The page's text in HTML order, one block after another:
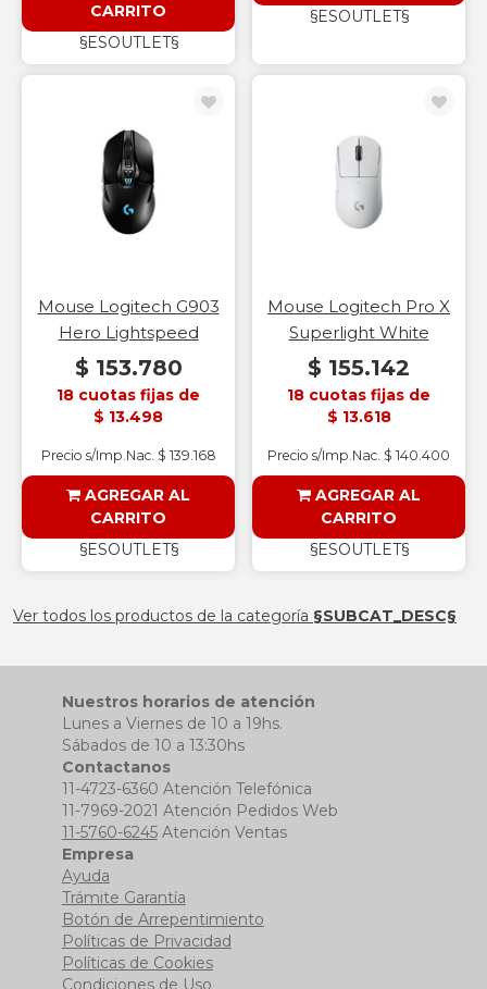
CARRITO
§ESOUTLET§
§ESOUTLET§
Mouse Logitech G903
Hero Lightspeed
$ 153.780
18 cuotas fijas de
$ 13.498
Precio s/Imp.Nac. $ 139.168
AGREGAR AL
CARRITO
§ESOUTLET§
Mouse Logitech Pro X
Superlight White
$ 155.142
18 cuotas fijas de
$ 13.618
Precio s/Imp.Nac. $ 140.400
AGREGAR AL
CARRITO
§ESOUTLET§
Ver todos los productos de la categoría §SUBCAT_DESC§
Nuestros horarios de atención
Lunes a Viernes de 10 a 19hs.
Sábados de 10 a 13:30hs
Contactanos
11-4723-6360 Atención Telefónica
11-7969-2021 Atención Pedidos Web
11-5760-6245Atención Ventas
Empresa
Ayuda
Trámite Garantía
Botón de Arrepentimiento
Políticas de Privacidad
Políticas de Cookies
Condiciones de Uso